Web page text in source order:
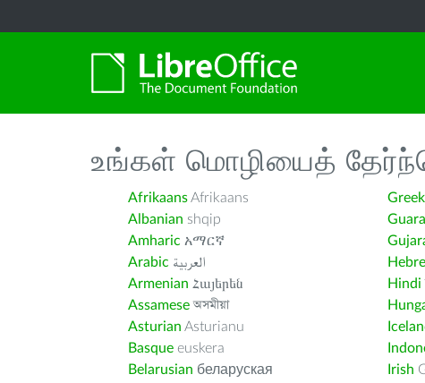
உங்கள் மொழியைத்
AfrikaansAfrikaans
Albanian shqip
Amharic አማርኛ
Arabic العربية
Armenian Հայերեն
Assamese অসমীয়া
Asturian Asturianu
Basque euskera
Belarusian беларуская
Greek
Hindi
Irish